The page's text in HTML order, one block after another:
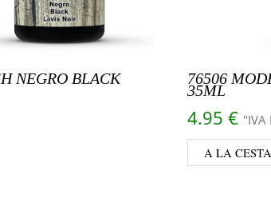
NEGRO BLACK 76506
35ML
4.95 € "IVA
A LA CESTA